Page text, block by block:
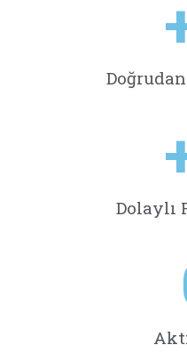
Dolaylı